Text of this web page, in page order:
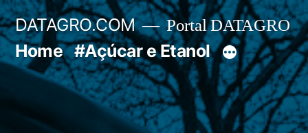
Pular
para
o
DATAGRO.COM Portal DATAGRO
Home #Açúcar e Etanol